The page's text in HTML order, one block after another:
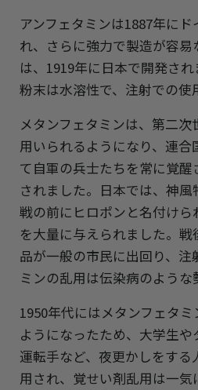
アンフェタミンは1887年に
れ、さらに強力で製造が容易
は、1919年に日本で開発さ
粉末は水溶性で、注射での使
メタンフェタミンは、第二
用いられるようになり、連合
て自軍の兵士たちを常に覚醒
されました。日本では、神
戦の前にヒロポンと名付けら
を大量に与えられました。
品が一般の市民に出回り、注
ミンの乱用は伝染病のような
1950年代にはメタンフェタ
ようになったため、大学生
運転手など、夜更かしをする
用され、覚せい剤乱用は一